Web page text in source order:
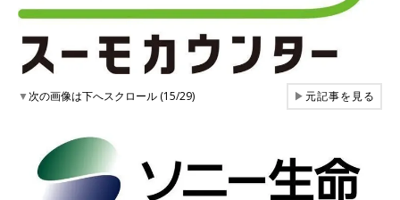
▼次の画像は下へスクロール (15/29) ▶元記事を見る